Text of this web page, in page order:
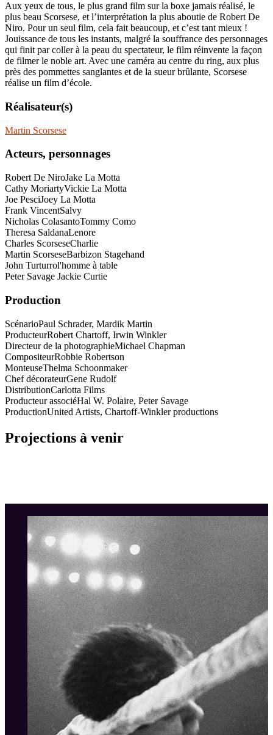
Aux yeux de tous, le plus grand film sur la boxe jamais réalisé, le
plus beau Scorsese, et l’interprétation la plus aboutie de Robert De
Niro. Pour un seul film, cela fait beaucoup, et c’est tant mieux !
Jouissance de tous les instants, malgré la souffrance des personnages
qui finit par coller à la peau du spectateur, le film réinvente la façon
de filmer le noble art. Avec une caméra au centre du ring, aux plus
près des pommettes sanglantes et de la sueur brûlante, Scorsese
réalise un film d’école.
Réalisateur(s)
Martin Scorsese
Acteurs, personnages
Robert De NiroJake La Motta
Cathy MoriartyVickie La Motta
Joe PesciJoey La Motta
Frank VincentSalvy
Nicholas ColasantoTommy Como
Theresa SaldanaLenore
Charles ScorseseCharlie
Martin ScorseseBarbizon Stagehand
John Turturrol'homme à table
Peter Savage Jackie Curtie
Production
ScénarioPaul Schrader, Mardik Martin
ProducteurRobert Chartoff, Irwin Winkler
Directeur de la photographieMichael Chapman
CompositeurRobbie Robertson
MonteuseThelma Schoonmaker
Chef décorateurGene Rudolf
DistributionCarlotta Films
Producteur associéHal W. Polaire, Peter Savage
ProductionUnited Artists, Chartoff-Winkler productions
Projections à venir